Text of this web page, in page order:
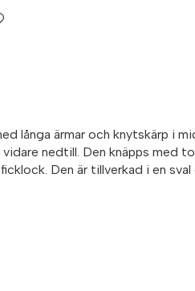
långa ärmar och knytskärp i
nedtill. Den knäpps med
Den är tillverkad i en sval